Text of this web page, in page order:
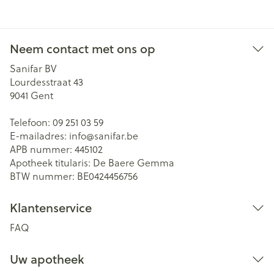
Neem contact met ons op
Sanifar BV
Lourdesstraat 43
9041 Gent
Telefoon: 09 251 03 59
E-mailadres: info@sanifar.be
APB nummer: 445102
Apotheek titularis: De Baere Gemma
BTW nummer: BE0424456756
Klantenservice
FAQ
Uw apotheek